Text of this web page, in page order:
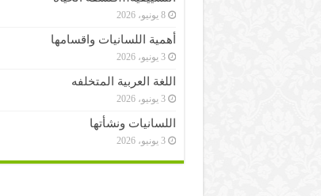
8 يونيو، 2026
أهمية اللسانيات واقسامها
3 يونيو، 2026
اللغة العربية المتخلفه
3 يونيو، 2026
اللسانيات ونشأتها
3 يونيو، 2026